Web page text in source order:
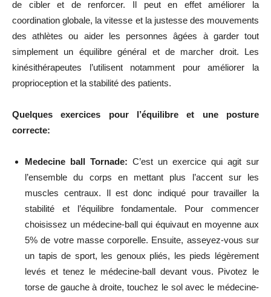
de cibler et de renforcer. Il peut en effet améliorer la
coordination globale, la vitesse et la justesse des mouvements
des athlètes ou aider les personnes âgées à garder tout
simplement un équilibre général et de marcher droit. Les
kinésithérapeutes l’utilisent notamment pour améliorer la
proprioception et la stabilité des patients.
Quelques exercices pour l’équilibre et une posture
correcte:
Medecine ball Tornade: C’est un exercice qui agit sur
l’ensemble du corps en mettant plus l’accent sur les
muscles centraux. Il est donc indiqué pour travailler la
stabilité et l’équilibre fondamentale. Pour commencer
choisissez un médecine-ball qui équivaut en moyenne aux
5% de votre masse corporelle. Ensuite, asseyez-vous sur
un tapis de sport, les genoux pliés, les pieds légèrement
levés et tenez le médecine-ball devant vous. Pivotez le
torse de gauche à droite, touchez le sol avec le médecine-